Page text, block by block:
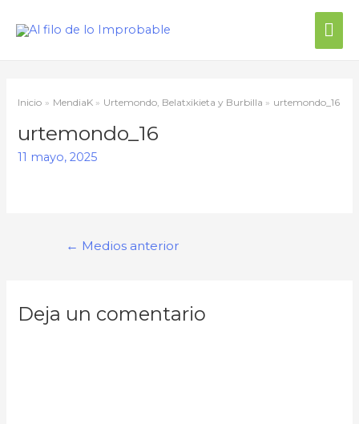
Inicio MendiaK Urtemondo, Belatxikieta y Burbilla urtemondo_16
urtemondo_16
11 mayo, 2025
Navegación
← Medios anterior
Deja un comentario